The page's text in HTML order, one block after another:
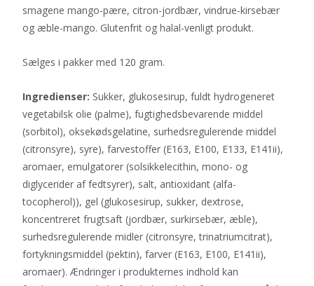
smagene mango-pære, citron-jordbær, vindrue-kirsebær
og æble-mango. Glutenfrit og halal-venligt produkt.
Sælges i pakker med 120 gram.
Ingredienser: Sukker, glukosesirup, fuldt hydrogeneret
vegetabilsk olie (palme), fugtighedsbevarende middel
(sorbitol), oksekødsgelatine, surhedsregulerende middel
(citronsyre), syre), farvestoffer (E163, E100, E133, E141ii),
aromaer, emulgatorer (solsikkelecithin, mono- og
diglycerider af fedtsyrer), salt, antioxidant (alfa-
tocopherol)), gel (glukosesirup, sukker, dextrose,
koncentreret frugtsaft (jordbær, surkirsebær, æble),
surhedsregulerende midler (citronsyre, trinatriumcitrat),
fortykningsmiddel (pektin), farver (E163, E100, E141ii),
aromaer). Ændringer i produkternes indhold kan